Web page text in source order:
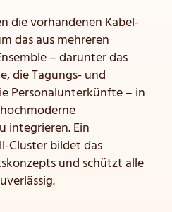
die vorhandenen Kabel-
das aus mehreren
– darunter das
die Tagungs- und
Personalunterkünfte – in
integrieren. Ein
Cluster bildet das
und schützt alle